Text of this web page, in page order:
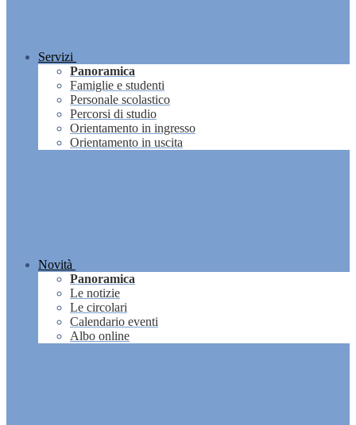
Servizi
Panoramica
Famiglie e studenti
Personale scolastico
Percorsi di studio
Orientamento in ingresso
Orientamento in uscita
Novità
Panoramica
Le notizie
Le circolari
Calendario eventi
Albo online